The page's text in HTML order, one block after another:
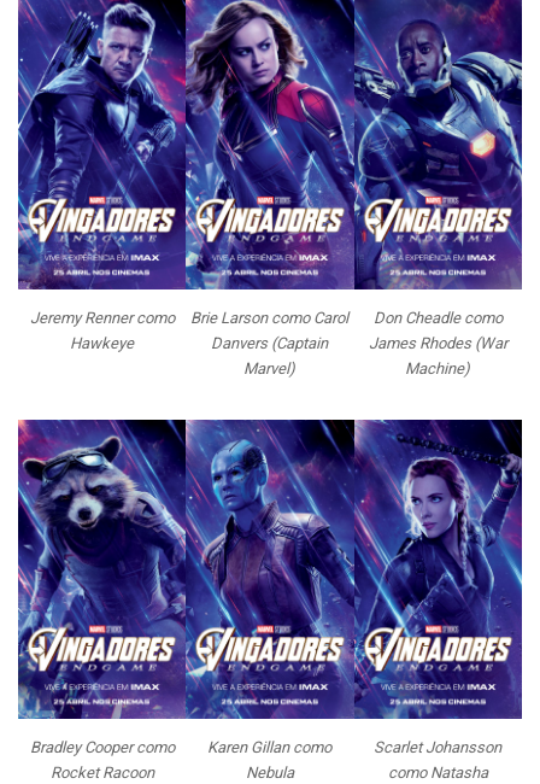
Jeremy Renner como
Hawkeye
Brie Larson como Carol
Danvers (Captain
Marvel)
Don Cheadle como
James Rhodes (War
Machine)
Bradley Cooper como
Rocket Racoon
Karen Gillan como
Nebula
Scarlet Johansson
como Natasha